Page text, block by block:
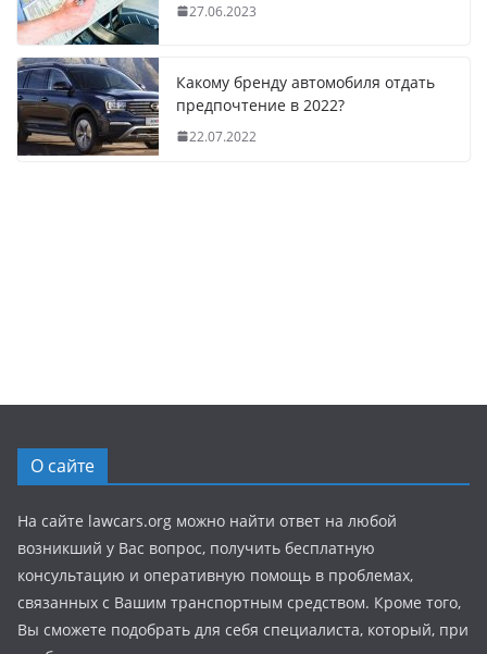
27.06.2023
Какому бренду автомобиля отдать
предпочтение в 2022?
22.07.2022
О сайте
На сайте lawcars.org можно найти ответ на любой
возникший у Вас вопрос, получить бесплатную
консультацию и оперативную помощь в проблемах,
связанных с Вашим транспортным средством. Кроме того,
Вы сможете подобрать для себя специалиста, который, при